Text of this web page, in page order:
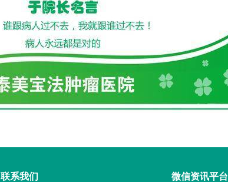
联系我们 微信资讯平台